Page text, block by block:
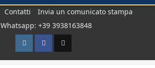
Contatti
Invia un comunicato stampa
Whatsapp: +39 3938163848
InstagramFacebook
TikTok